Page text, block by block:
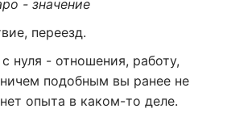
- значение
переезд.
нуля - отношения, работу,
подобным вы ранее не
опыта в каком-то деле.